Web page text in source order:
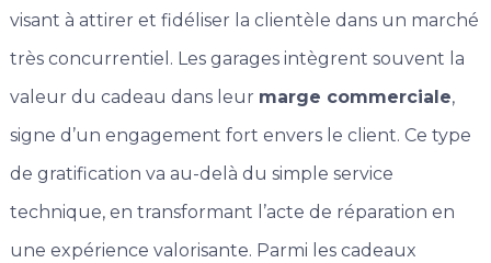
visant à attirer et fidéliser la clientèle dans un marché
très concurrentiel. Les garages intègrent souvent la
valeur du cadeau dans leur marge commerciale,
signe d’un engagement fort envers le client. Ce type
de gratification va au-delà du simple service
technique, en transformant l’acte de réparation en
une expérience valorisante. Parmi les cadeaux